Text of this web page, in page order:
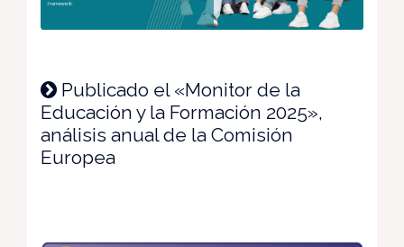
Publicado el «Monitor de la
Educación y la Formación 2025»,
análisis anual de la Comisión
Europea